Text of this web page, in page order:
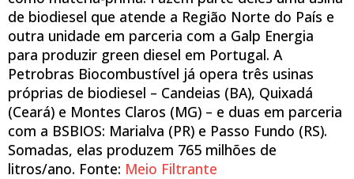
de biodiesel que atende a Região Norte do País e
outra unidade em parceria com a Galp Energia
para produzir green diesel em Portugal. A
Petrobras Biocombustível já opera três usinas
próprias de biodiesel – Candeias (BA), Quixadá
(Ceará) e Montes Claros (MG) – e duas em parceria
com a BSBIOS: Marialva (PR) e Passo Fundo (RS).
Somadas, elas produzem 765 milhões de
litros/ano. Fonte: Meio Filtrante